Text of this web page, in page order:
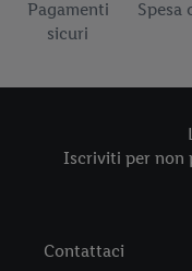
Pagamenti
sicuri
Spesa
Iscriviti per non
Contattaci